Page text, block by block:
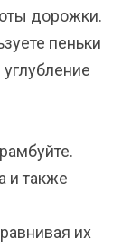
дорожки.
пеньки
и также
их